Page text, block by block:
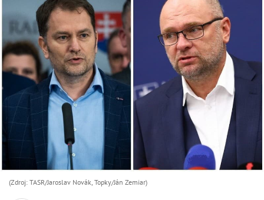
(Zdroj: TASR/Jaroslav Novák, Topky/Ján Zemiar)